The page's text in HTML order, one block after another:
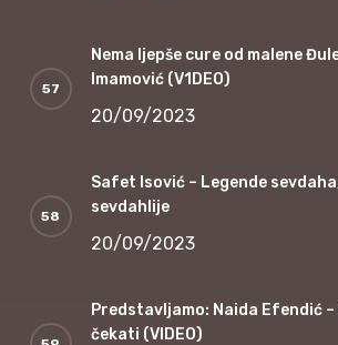
Nema ljepše cure od malene
Imamović (V1DEO)
20/09/2023
Safet Isović – Legende
sevdahlije
20/09/2023
Predstavljamo: Naida Efendić –
čekati (VIDEO)